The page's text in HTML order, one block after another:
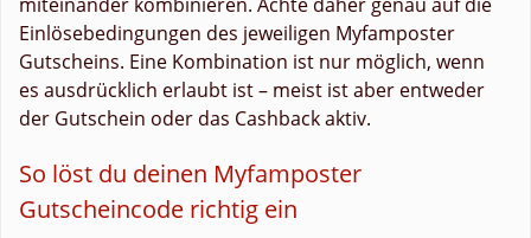
Einlösebedingungen des jeweiligen Myfamposter
Gutscheins. Eine Kombination ist nur möglich, wenn
es ausdrücklich erlaubt ist – meist ist aber entweder
der Gutschein oder das Cashback aktiv.
So löst du deinen Myfamposter
Gutscheincode richtig ein